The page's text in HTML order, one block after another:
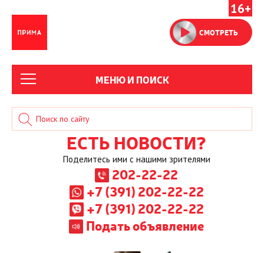
16+
СМОТРЕТЬ
МЕНЮ И ПОИСК
ЕСТЬ НОВОСТИ?
Поделитесь ими с нашими зрителями
202-22-22
+7 (391) 202-22-22
+7 (391) 202-22-22
Подать объявление